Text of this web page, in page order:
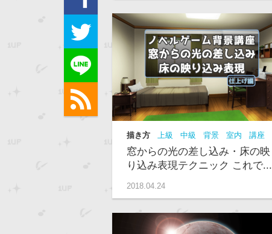
描き方 上級 中級 背景 室内
講座
ノベルゲーム背景講座主人公部屋編
窓からの光の差し込み・床の映
り込み表現テクニック これで...
2018.04.24